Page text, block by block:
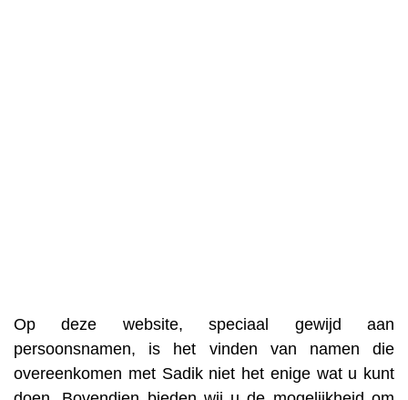
Op deze website, speciaal gewijd aan
persoonsnamen, is het vinden van namen die
overeenkomen met Sadik niet het enige wat u kunt